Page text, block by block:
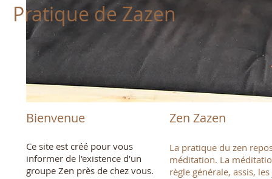
Pratique de Zazen
Bienvenue
Ce site est créé pour vous
informer de l'existence d'un
groupe Zen près de chez vous.
Zen Zazen
La pratique du zen
méditation. La
règle générale, assis,